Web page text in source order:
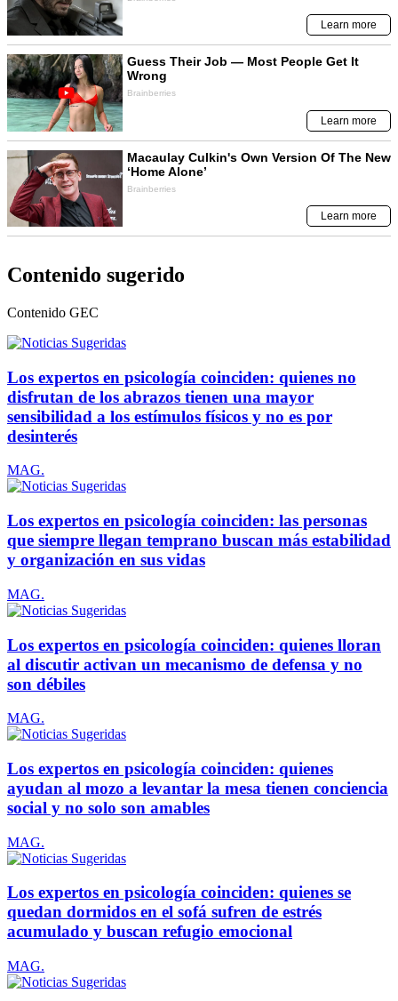
Contenido sugerido
Contenido GEC
Los expertos en psicología coinciden: quienes no
disfrutan de los abrazos tienen una mayor
sensibilidad a los estímulos físicos y no es por
desinterés
MAG.
Los expertos en psicología coinciden: las personas
que siempre llegan temprano buscan más estabilidad
y organización en sus vidas
MAG.
Los expertos en psicología coinciden: quienes lloran
al discutir activan un mecanismo de defensa y no
son débiles
MAG.
Los expertos en psicología coinciden: quienes
ayudan al mozo a levantar la mesa tienen conciencia
social y no solo son amables
MAG.
Los expertos en psicología coinciden: quienes se
quedan dormidos en el sofá sufren de estrés
acumulado y buscan refugio emocional
MAG.